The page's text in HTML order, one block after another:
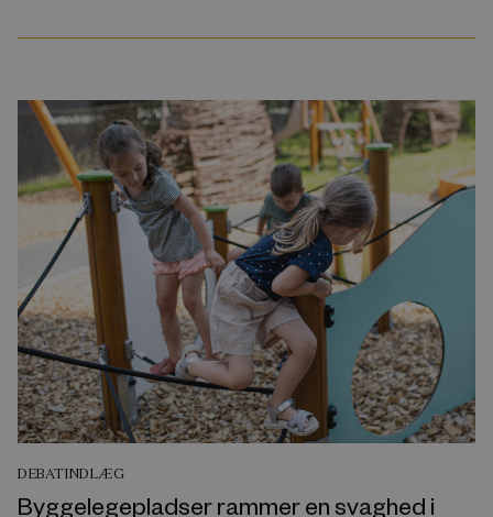
DEBATINDLÆG
Byggelegepladser rammer en svaghed i